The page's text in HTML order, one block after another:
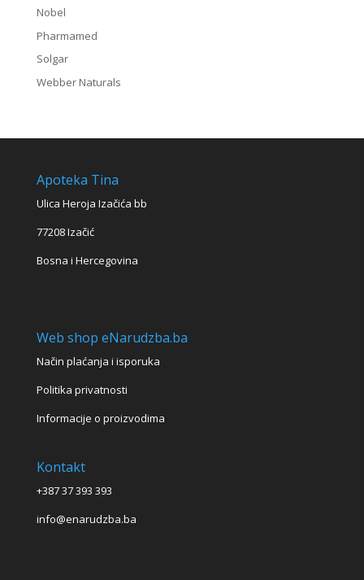
Nobel
Pharmamed
Solgar
Webber Naturals
Apoteka Tina
Ulica Heroja Izačića bb
77208 Izačić
Bosna i Hercegovina
Web shop eNarudzba.ba
Način plaćanja i isporuka
Politika privatnosti
Informacije o proizvodima
Kontakt
+387 37 393 393
info@enarudzba.ba